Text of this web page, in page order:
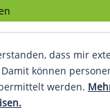
dass mir
können
werden.